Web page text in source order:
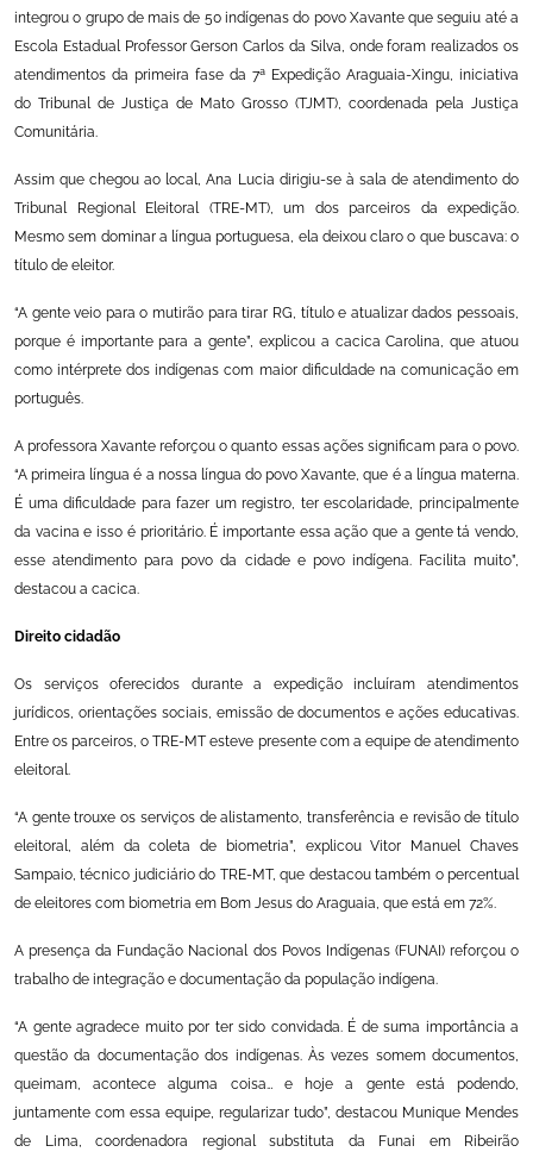
integrou o grupo de mais de 50 indígenas do povo Xavante que seguiu até a
Escola Estadual Professor Gerson Carlos da Silva, onde foram realizados os
atendimentos da primeira fase da 7ª Expedição Araguaia-Xingu, iniciativa
do Tribunal de Justiça de Mato Grosso (TJMT), coordenada pela Justiça
Comunitária.
Assim que chegou ao local, Ana Lucia dirigiu-se à sala de atendimento do
Tribunal Regional Eleitoral (TRE-MT), um dos parceiros da expedição.
Mesmo sem dominar a língua portuguesa, ela deixou claro o que buscava: o
título de eleitor.
“A gente veio para o mutirão para tirar RG, título e atualizar dados pessoais,
porque é importante para a gente”, explicou a cacica Carolina, que atuou
como intérprete dos indígenas com maior dificuldade na comunicação em
português.
A professora Xavante reforçou o quanto essas ações significam para o povo.
“A primeira língua é a nossa língua do povo Xavante, que é a língua materna.
É uma dificuldade para fazer um registro, ter escolaridade, principalmente
da vacina e isso é prioritário. É importante essa ação que a gente tá vendo,
esse atendimento para povo da cidade e povo indígena. Facilita muito”,
destacou a cacica.
Direito cidadão
Os serviços oferecidos durante a expedição incluíram atendimentos
jurídicos, orientações sociais, emissão de documentos e ações educativas.
Entre os parceiros, o TRE-MT esteve presente com a equipe de atendimento
eleitoral.
“A gente trouxe os serviços de alistamento, transferência e revisão de título
eleitoral, além da coleta de biometria”, explicou Vitor Manuel Chaves
Sampaio, técnico judiciário do TRE-MT, que destacou também o percentual
de eleitores com biometria em Bom Jesus do Araguaia, que está em 72%.
A presença da Fundação Nacional dos Povos Indígenas (FUNAI) reforçou o
trabalho de integração e documentação da população indígena.
“A gente agradece muito por ter sido convidada. É de suma importância a
questão da documentação dos indígenas. Às vezes somem documentos,
queimam, acontece alguma coisa… e hoje a gente está podendo,
juntamente com essa equipe, regularizar tudo”, destacou Munique Mendes
de Lima, coordenadora regional substituta da Funai em Ribeirão